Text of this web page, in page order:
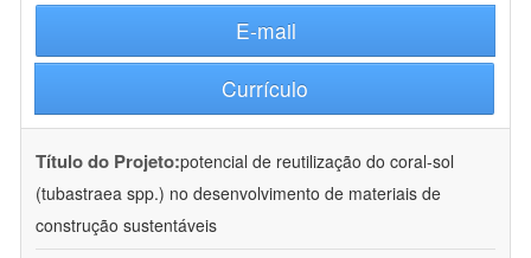
E-mail
Currículo
Título do Projeto:potencial de reutilização do coral-sol
(tubastraea spp.) no desenvolvimento de materiais de
construção sustentáveis